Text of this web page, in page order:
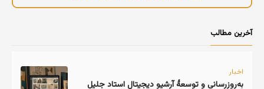
آخرین مطالب
اخبار
به‌روزرسانی و توسعهٔ آرشیو دیجیتال استاد جلیل